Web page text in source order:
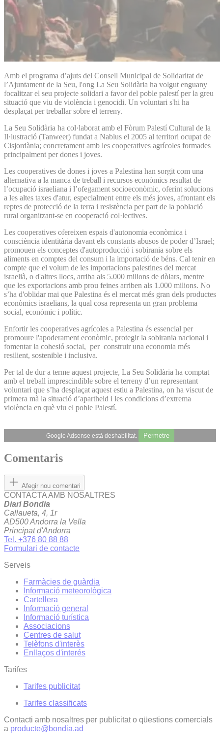
Amb el programa d’ajuts del Consell Municipal de Solidaritat de
l’Ajuntament de la Seu, l'ong La Seu Solidària ha volgut enguany
focalitzar el seu projecte solidari a favor del poble palestí per la greu
situació que viu de violència i genocidi. Un voluntari s'hi ha
desplaçat per treballar sobre el terreny.
La Seu Solidària ha col·laborat amb el Fòrum Palestí Cultural de la
Il·lustració (Tanweer) fundat a Nablus el 2005 al territori ocupat de
Cisjordània; concretament amb les cooperatives agrícoles formades
principalment per dones i joves.
Les cooperatives de dones i joves a Palestina han sorgit com una
alternativa a la manca de treball i recursos econòmics resultat de
l’ocupació israeliana i l’ofegament socioeconòmic, oferint solucions
a les altes taxes d'atur, especialment entre els més joves, afrontant els
reptes de protecció de la terra i resistència per part de la població
rural organitzant-se en cooperació col·lectives.
Les cooperatives ofereixen espais d'autonomia econòmica i
consciència identitària davant els constants abusos de poder d’Israel;
promouen els conceptes d'autoproducció i sobirania sobre els
aliments en comptes del consum i la importació de béns. Cal tenir en
compte que el volum de les importacions palestines del mercat
israelià, o d'altres llocs, arriba als 5.000 milions de dòlars, mentre
que les exportacions amb prou feines arriben als 1.000 milions. No
s’ha d'oblidar mai que Palestina és el mercat més gran dels productes
econòmics israelians, la qual cosa representa un gran problema
social, econòmic i polític.
Enfortir les cooperatives agrícoles a Palestina és essencial per
promoure l'apoderament econòmic, protegir la sobirania nacional i
fomentar la cohesió social, per construir una economia més
resilient, sostenible i inclusiva.
Per tal de dur a terme aquest projecte, La Seu Solidària ha comptat
amb el treball imprescindible sobre el terreny d’un representant
voluntari que s’ha desplaçat aquest estiu a Palestina, on ha viscut de
primera mà la situació d’apartheid i les condicions d’extrema
violència en què viu el poble Palestí.
Google Adsense està deshabilitat. Permetre
Comentaris
Afegir nou comentari
CONTACTA AMB NOSALTRES
Diari Bondia
Callaueta, 4, 1r
AD500 Andorra la Vella
Principat d'Andorra
Tel. +376 80 88 88
Formulari de contacte
Serveis
Farmàcies de guàrdia
Informació meteorològica
Cartellera
Informació general
Informació turística
Associacions
Centres de salut
Telèfons d'interès
Enllaços d'interés
Tarifes
Tarifes publicitat
Tarifes classificats
Contacti amb nosaltres per publicitat o qüestions comercials
a producte@bondia.ad